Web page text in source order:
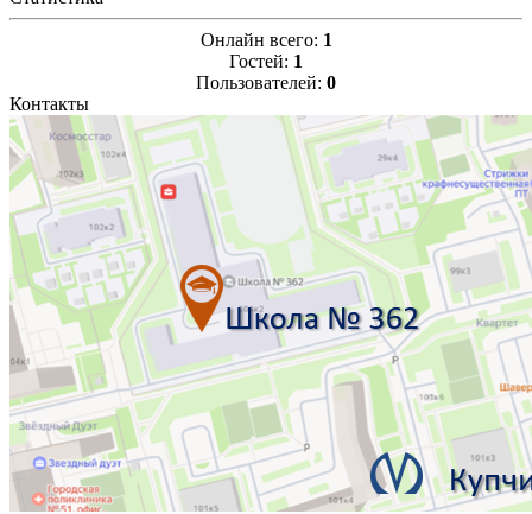
Онлайн всего: 1
Гостей: 1
Пользователей: 0
Контакты